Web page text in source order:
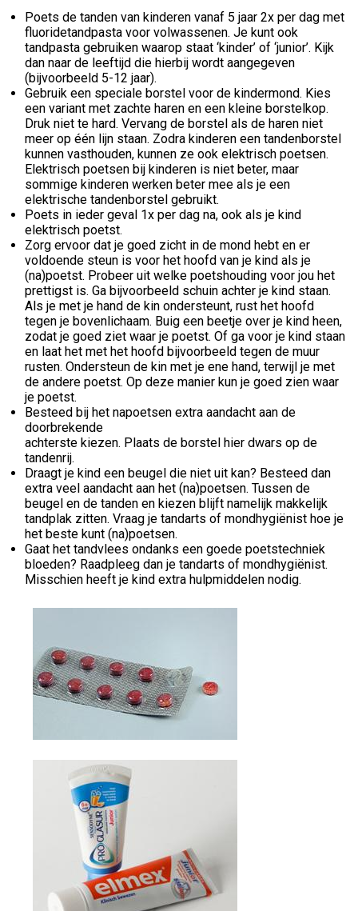
Poets de tanden van kinderen vanaf 5 jaar 2x per dag met
fluoridetandpasta voor volwassenen. Je kunt ook
tandpasta gebruiken waarop staat ‘kinder’ of ‘junior’. Kijk
dan naar de leeftijd die hierbij wordt aangegeven
(bijvoorbeeld 5-12 jaar).
Gebruik een speciale borstel voor de kindermond. Kies
een variant met zachte haren en een kleine borstelkop.
Druk niet te hard. Vervang de borstel als de haren niet
meer op één lijn staan. Zodra kinderen een tandenborstel
kunnen vasthouden, kunnen ze ook elektrisch poetsen.
Elektrisch poetsen bij kinderen is niet beter, maar
sommige kinderen werken beter mee als je een
elektrische tandenborstel gebruikt.
Poets in ieder geval 1x per dag na, ook als je kind
elektrisch poetst.
Zorg ervoor dat je goed zicht in de mond hebt en er
voldoende steun is voor het hoofd van je kind als je
(na)poetst. Probeer uit welke poetshouding voor jou het
prettigst is. Ga bijvoorbeeld schuin achter je kind staan.
Als je met je hand de kin ondersteunt, rust het hoofd
tegen je bovenlichaam. Buig een beetje over je kind heen,
zodat je goed ziet waar je poetst. Of ga voor je kind staan
en laat het met het hoofd bijvoorbeeld tegen de muur
rusten. Ondersteun de kin met je ene hand, terwijl je met
de andere poetst. Op deze manier kun je goed zien waar
je poetst.
Besteed bij het napoetsen extra aandacht aan de
doorbrekende
achterste kiezen. Plaats de borstel hier dwars op de
tandenrij.
Draagt je kind een beugel die niet uit kan? Besteed dan
extra veel aandacht aan het (na)poetsen. Tussen de
beugel en de tanden en kiezen blijft namelijk makkelijk
tandplak zitten. Vraag je tandarts of mondhygiënist hoe je
het beste kunt (na)poetsen.
Gaat het tandvlees ondanks een goede poetstechniek
bloeden? Raadpleeg dan je tandarts of mondhygiënist.
Misschien heeft je kind extra hulpmiddelen nodig.